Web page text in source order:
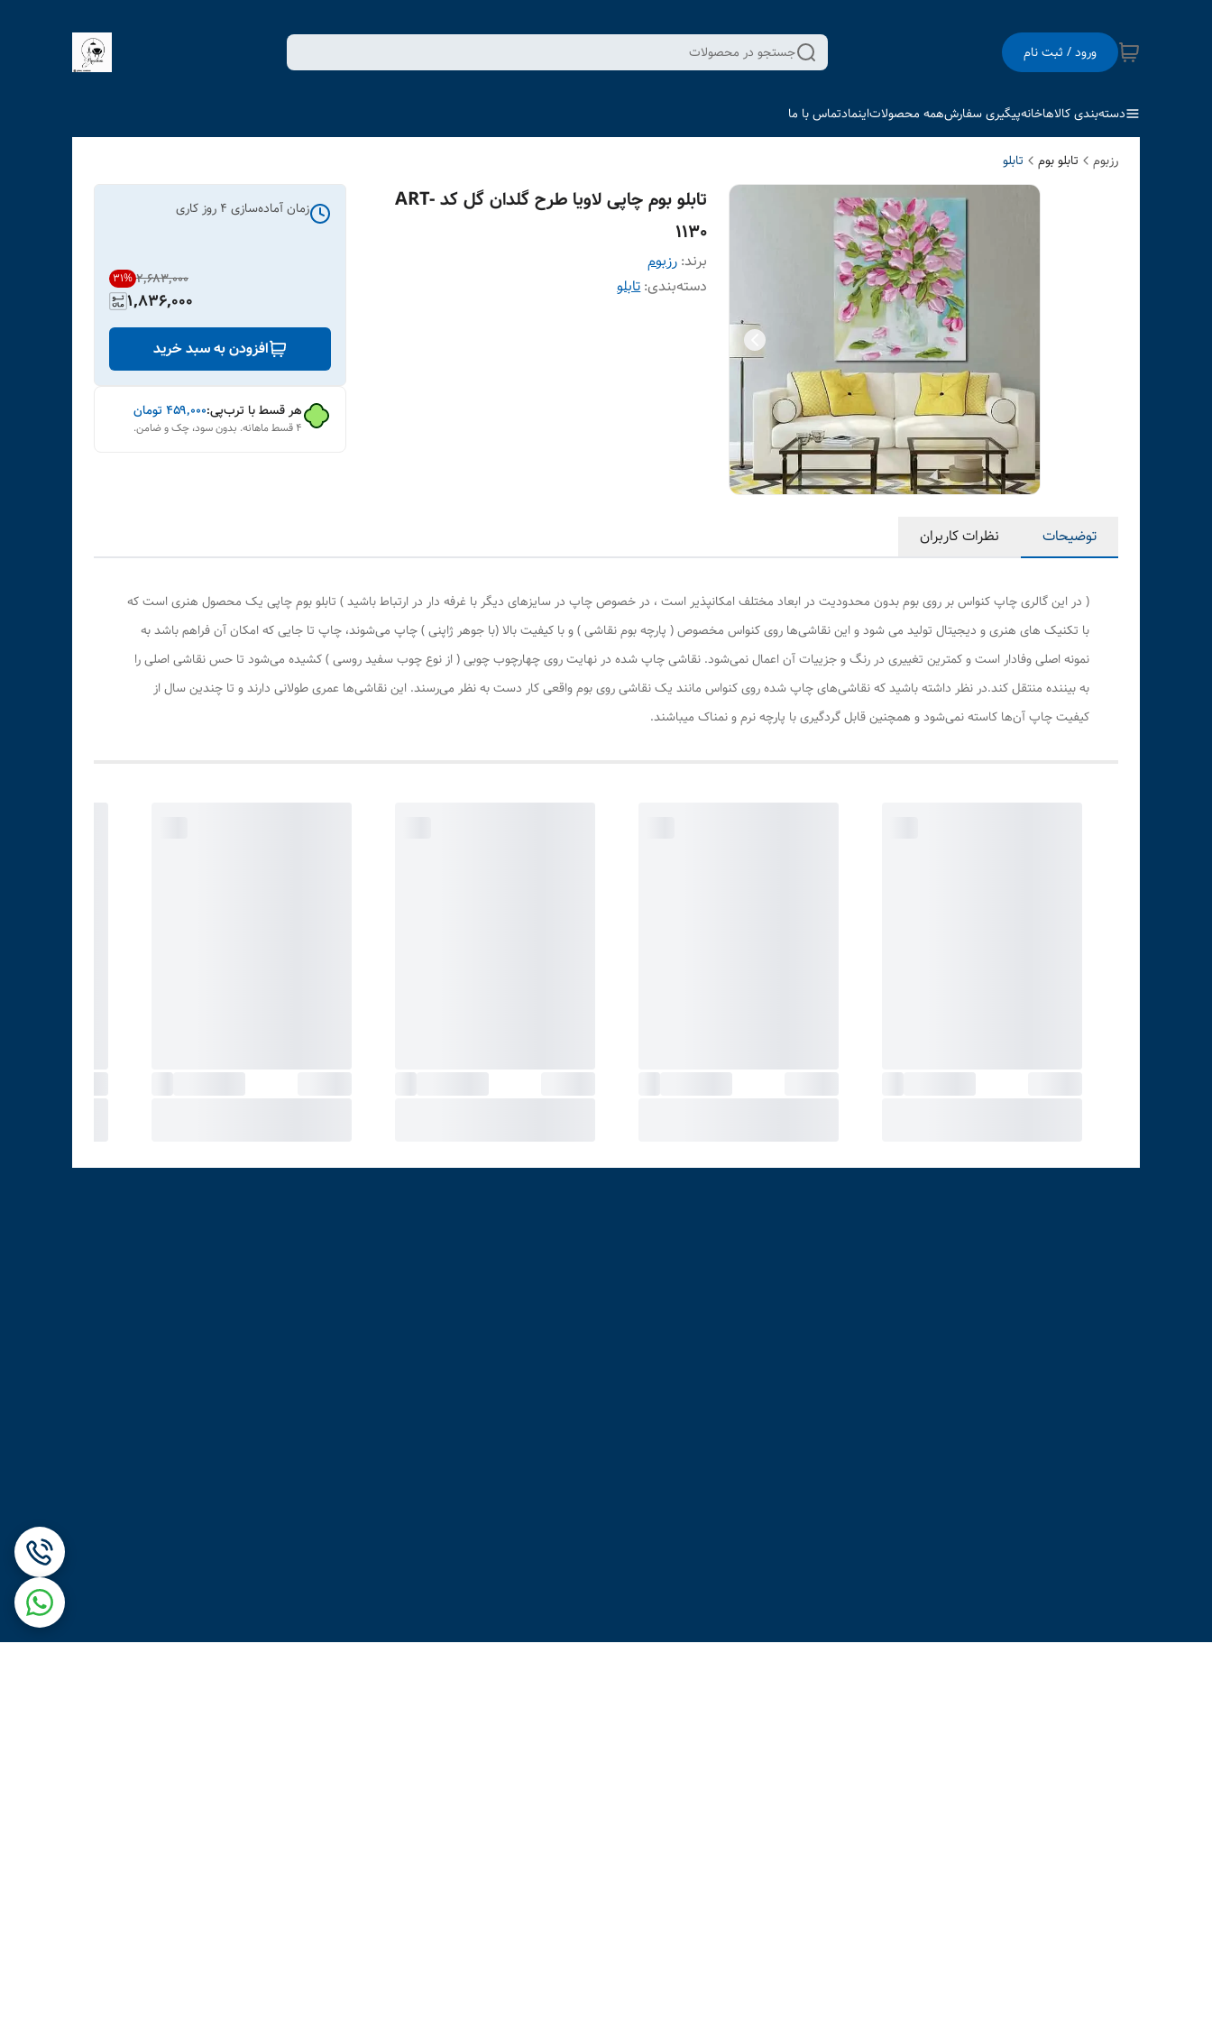
ورود / ثبت نام جستجو در محصولات
دسته‌بندی کالاهاخانهپیگیری سفارشهمه محصولاتاینمادتماس با ما
رزبوم تابلو بوم تابلو
تابلو بوم چاپی لاویا طرح گلدان گل کد ART-
1130
برند: رزبوم
دسته‌بندی:تابلو
زمان آماده‌سازی 4 روز کاری
۲٬۶۸۳٬۰۰۰ 31%
1,836,000
افزودن به سبد خرید
هر قسط با ترب‌پی:۴۵۹٬۰۰۰ تومان
۴ قسط ماهانه. بدون سود، چک و ضامن.
توضیحات نظرات کاربران
( در این گالری چاپ کنواس بر روی بوم بدون محدودیت در ابعاد مختلف امکانپذیر است ، در خصوص چاپ در سایزهای دیگر با غرفه دار در ارتباط باشید ) تابلو بوم چاپی یک محصول هنری است که
با تکنیک های هنری و دیجیتال تولید می شود و این نقاشی‌ها روی کنواس مخصوص ( پارچه بوم نقاشی ) و با کیفیت بالا (با جوهر ژاپنی ) چاپ می‌شوند، چاپ تا جایی که امکان آن فراهم باشد به
نمونه اصلی وفادار است و کمترین تغییری در رنگ و جزییات آن اعمال نمی‌شود. نقاشی چاپ شده در نهایت روی چهارچوب چوبی ( از نوع چوب سفید روسی ) کشیده می‌شود تا حس نقاشی اصلی را
به بیننده منتقل کند.در نظر داشته باشید که نقاشی‌های چاپ شده روی کنواس مانند یک نقاشی روی بوم واقعی کار دست به نظر می‌رسند. این نقاشی‌ها عمری طولانی دارند و تا چندین سال از
کیفیت چاپ آن‌ها کاسته نمی‌شود و همچنین قابل گردگیری با پارچه نرم و نمناک میباشند.